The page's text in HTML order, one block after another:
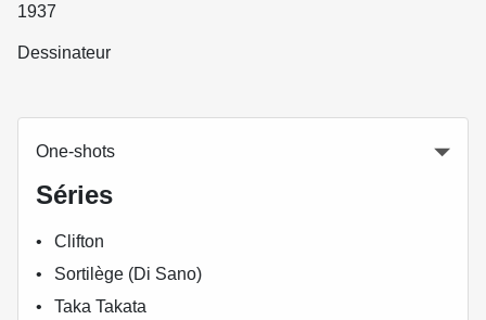
1937
Dessinateur
One-shots
Séries
Clifton
Sortilège (Di Sano)
Taka Takata